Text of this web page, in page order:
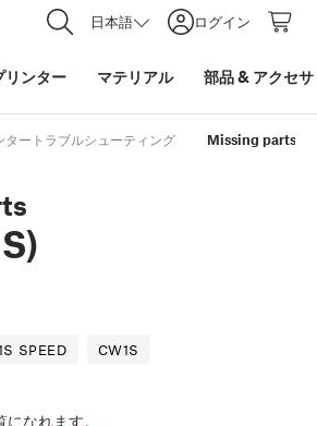
日本語 ログイン
リンター マテリアル 部品& アクセ
タートラブルシューティング Missing parts
SPEED CW1S
なれます。